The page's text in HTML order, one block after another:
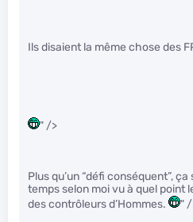
Ils disaient la même chose des
" />
Plus qu’un “défi conséquent”,
temps selon moi vu à quel point
des contrôleurs d’Hommes.
"